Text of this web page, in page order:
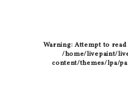
Warning: Attempt to
/home/livepaint/
content/themes/lpa/